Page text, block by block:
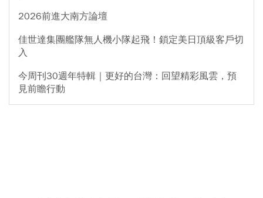
2026前進大南方論壇
佳世達集團艦隊無人機小隊起飛！鎖定美日頂級客戶切
入
今周刊30週年特輯｜更好的台灣：回望精彩風雲，預
見前瞻行動